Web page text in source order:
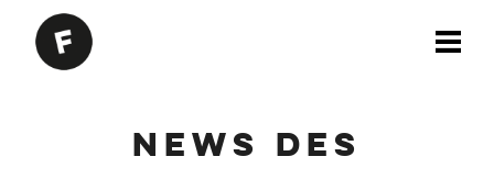
News des